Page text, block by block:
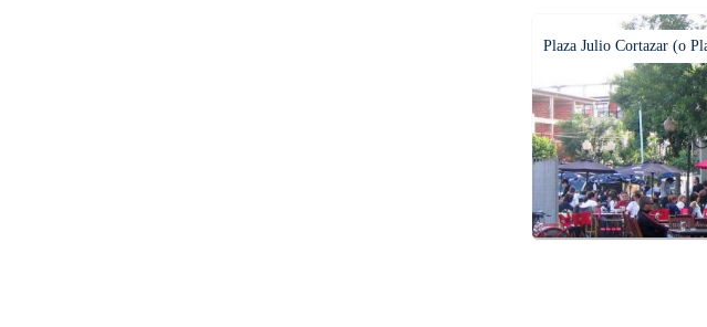
Plaza Julio Cortazar (o